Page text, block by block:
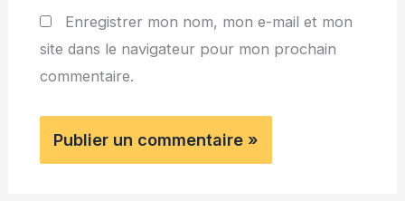
Enregistrer mon nom, mon e-mail et mon
site dans le navigateur pour mon prochain
commentaire.